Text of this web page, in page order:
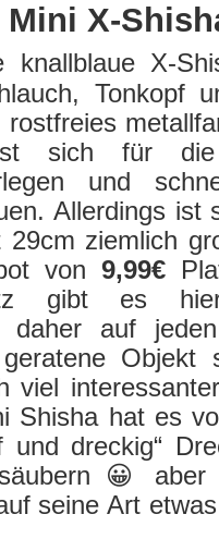
Mini X-
knallblaue X-
Tonkopf
rostfreies
sich für die
und
Allerdings ist
29cm ziemlich
von9,99€
gibt es hier
daher auf
Objekt
viel
Shisha hat es
dreckig“
😀 aber
seine Art